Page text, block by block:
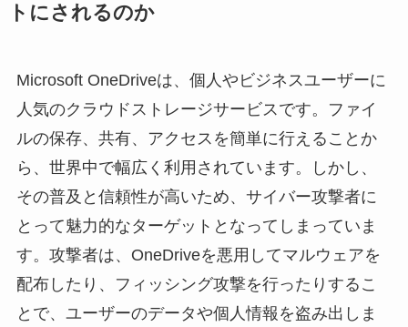
トにされるのか
Microsoft OneDriveは、個人やビジネスユーザーに
人気のクラウドストレージサービスです。ファイ
ルの保存、共有、アクセスを簡単に行えることか
ら、世界中で幅広く利用されています。しかし、
その普及と信頼性が高いため、サイバー攻撃者に
とって魅力的なターゲットとなってしまっていま
す。攻撃者は、OneDriveを悪用してマルウェアを
配布したり、フィッシング攻撃を行ったりするこ
とで、ユーザーのデータや個人情報を盗み出しま